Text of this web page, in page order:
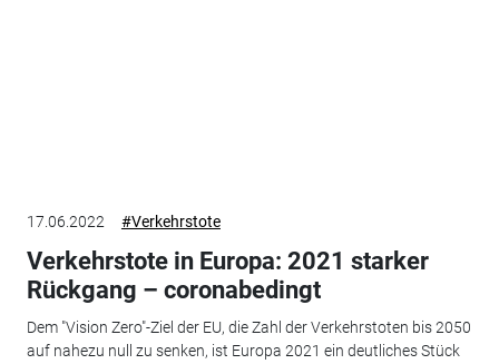
17.06.2022 #Verkehrstote
Verkehrstote in Europa: 2021 starker
Rückgang – coronabedingt
Dem "Vision Zero"-Ziel der EU, die Zahl der Verkehrstoten bis 2050
auf nahezu null zu senken, ist Europa 2021 ein deutliches Stück